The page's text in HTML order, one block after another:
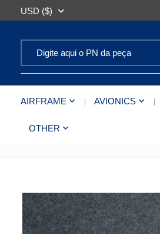
USD ($)
AIRFRAME AVIONICS
OTHER